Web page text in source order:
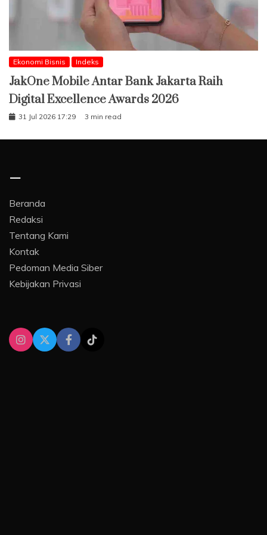
Ekonomi Bisnis Indeks
JakOne Mobile Antar Bank Jakarta Raih
Digital Excellence Awards 2026
31 Jul 2026 17:29 3 min read
–
Beranda
Redaksi
Tentang Kami
Kontak
Pedoman Media Siber
Kebijakan Privasi